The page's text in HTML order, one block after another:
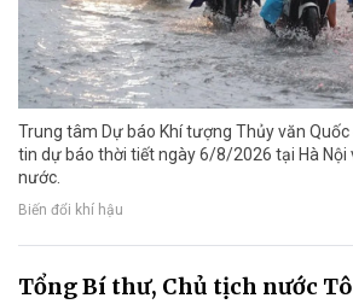
Trung tâm Dự báo Khí tượng Thủy văn
tin dự báo thời tiết ngày 6/8/2026 tại Hà Nội
nước.
Biến đổi khí hậu
Tổng Bí thư, Chủ tịch nước